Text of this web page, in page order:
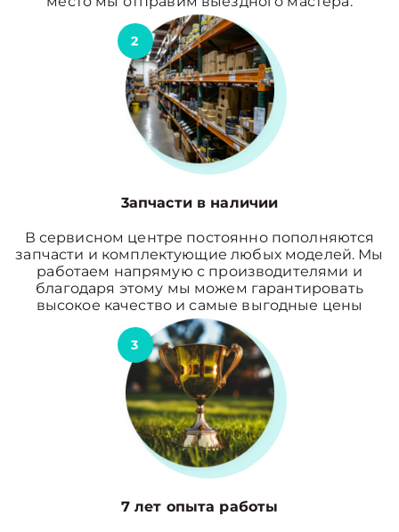
2
3апчасти в наличии
В сервисном центре постоянно пополняются
запчасти и комплектующие любых моделей. Мы
работаем напрямую с производителями и
благодаря этому мы можем гарантировать
высокое качество и самые выгодные цены
3
7 лет опыта работы